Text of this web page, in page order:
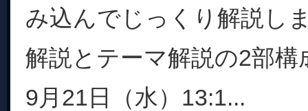
み込んでじっくり解説し
解説とテーマ解説の2部構
9月21日（水）13:1...